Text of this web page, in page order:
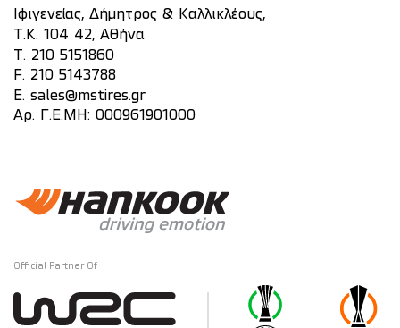
Ιφιγενείας, Δήμητρος & Καλλικλέους,
Τ.Κ. 104 42, Αθήνα
T. 210 5151860
F. 210 5143788
E. sales@mstires.gr
Αρ. Γ.Ε.ΜΗ: 000961901000
Official Partner Of